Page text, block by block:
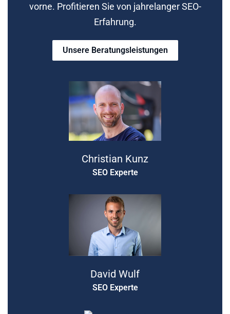
vorne. Profitieren Sie von jahrelanger SEO-
Erfahrung.
Unsere Beratungsleistungen
Christian Kunz
SEO Experte
David Wulf
SEO Experte